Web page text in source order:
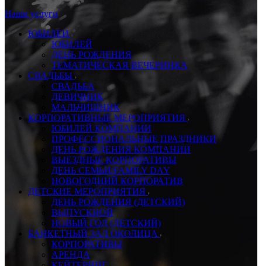
Наши услуги
ЮБИЛЕИ
ЮБИЛЕЙ
ДЕНЬ РОЖДЕНИЯ
ТЕМАТИЧЕСКАЯ ВЕЧЕРИНКА
СВАДЬБЫ
СВАДЬБА
ДЕВИЧНИК
МАЛЬЧИШНИК
КОРПОРАТИВНЫЕ МЕРОПРИЯТИЯ
ЮБИЛЕЙ КОМПАНИИ
ПРОФЕССИОНАЛЬНЫЕ ПРАЗДНИКИ
ДЕНЬ РОЖДЕНИЯ КОМПАНИИ
ВЫЕЗДНЫЕ КОРПОРАТИВЫ
ДЕНЬ СЕМЬИ/FAMILY DAY
НОВОГОДНИЙ КОРПОРАТИВ
ДЕТСКИЕ МЕРОПРИЯТИЯ
ДЕНЬ РОЖДЕНИЯ (ДЕТСКИЙ)
ВЫПУСКНОЙ
НОВЫЙ ГОД (ДЕТСКИЙ)
БАНКЕТНЫЙ ЗАЛ ОКОЛИЦА
КОРПОРАТИВЫ
АРЕНДА